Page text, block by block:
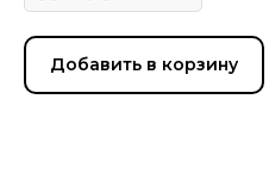
Добавить в корзину